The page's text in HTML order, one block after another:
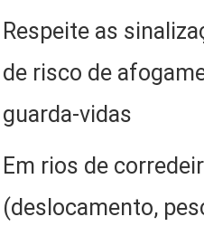
Respeite as
de risco de
guarda-vidas
Em rios de
(deslocamento,